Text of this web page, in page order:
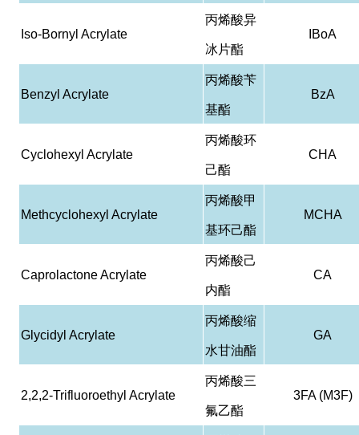
Iso-Bornyl Acrylate
丙烯酸异
冰片酯
IBoA
Benzyl Acrylate
丙烯酸苄
基酯
BzA
Cyclohexyl Acrylate
丙烯酸环
己酯
CHA
Methcyclohexyl Acrylate
丙烯酸甲
基环己酯
MCHA
Caprolactone Acrylate
丙烯酸己
内酯
CA
Glycidyl Acrylate
丙烯酸缩
水甘油酯
GA
2,2,2-Trifluoroethyl Acrylate
丙烯酸三
氟乙酯
3FA (M3F)